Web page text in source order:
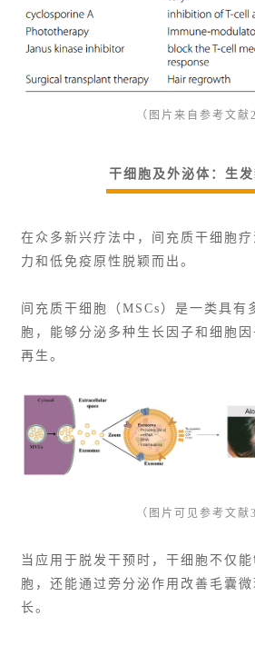
（图片来自参考文献2
干细胞及外泌体：生
在众多新兴疗法中，间充质干细胞
力和低免疫原性脱颖而出。
间充质干细胞（MSCs）是一类具有
胞，能够分泌多种生长因子和细胞
再生。
（图片可见参考文献3
当应用于脱发干预时，干细胞不仅
胞，还能通过旁分泌作用改善毛囊
长。